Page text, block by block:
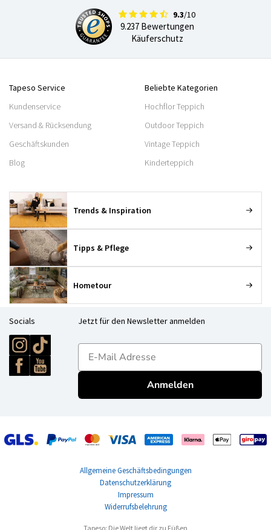
9.3/10
9.237 Bewertungen
Käuferschutz
Tapeso Service
Kundenservice
Versand & Rücksendung
Geschäftskunden
Blog
Beliebte Kategorien
Hochflor Teppich
Outdoor Teppich
Vintage Teppich
Kinderteppich
Trends & Inspiration
Tipps & Pflege
Hometour
Socials Jetzt für den Newsletter anmelden
E-mailadres
Anmelden
Allgemeine Geschäftsbedingungen
Datenschutzerklärung
Impressum
Widerrufsbelehrung
Tapeso: Die Welt liegt dir zu Füßen